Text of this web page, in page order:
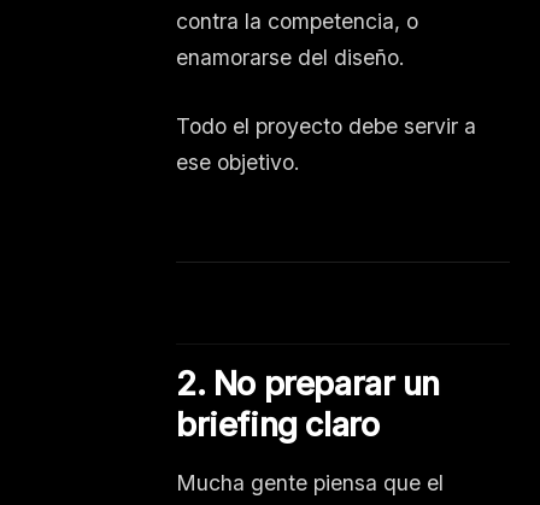
contra la competencia, o
enamorarse del diseño.
Todo el proyecto debe servir a
ese objetivo.
2. No preparar un
briefing claro
Mucha gente piensa que el